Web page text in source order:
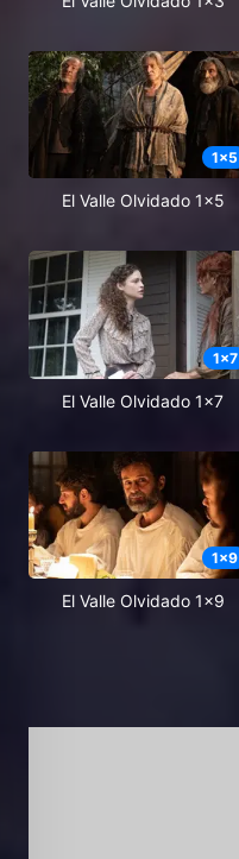
1x5
El Valle Olvidado 1x5
1x7
El Valle Olvidado 1x7
1x9
El Valle Olvidado 1x9